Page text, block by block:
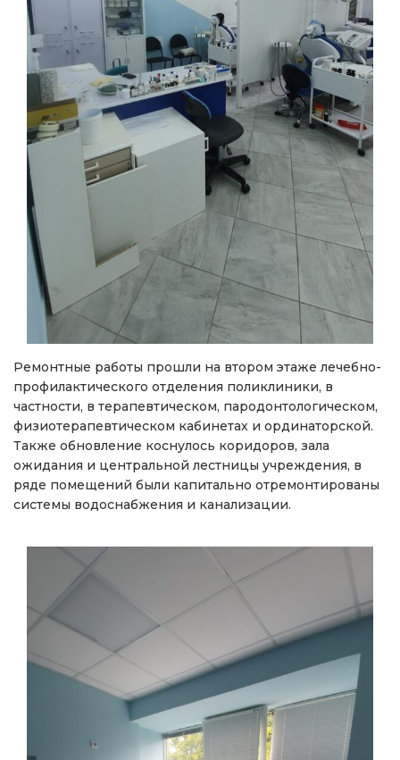
Ремонтные работы прошли на втором этаже лечебно-
профилактического отделения поликлиники, в
частности, в терапевтическом, пародонтологическом,
физиотерапевтическом кабинетах и ординаторской.
Также обновление коснулось коридоров, зала
ожидания и центральной лестницы учреждения, в
ряде помещений были капитально отремонтированы
системы водоснабжения и канализации.